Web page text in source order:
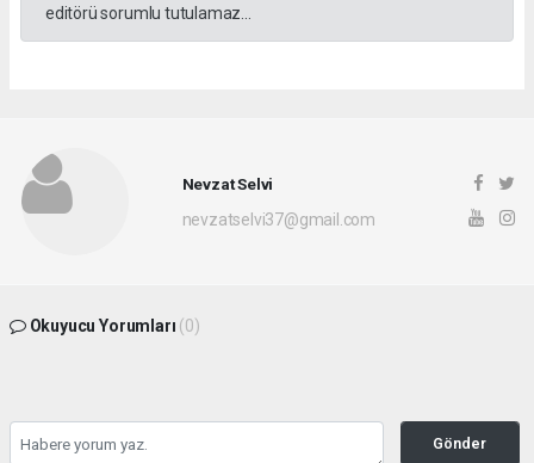
editörü sorumlu tutulamaz...
Nevzat Selvi
nevzatselvi37@gmail.com
Okuyucu Yorumları (0)
Gönder